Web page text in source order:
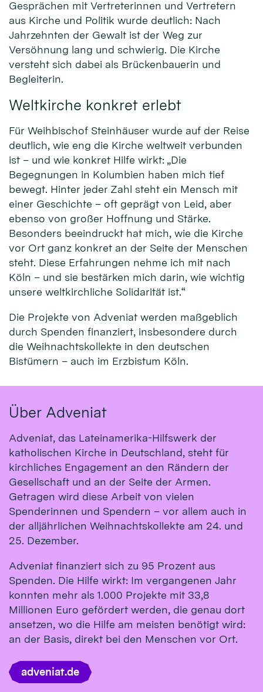
Gesprächen mit Vertreterinnen und Vertretern
aus Kirche und Politik wurde deutlich: Nach
Jahrzehnten der Gewalt ist der Weg zur
Versöhnung lang und schwierig. Die Kirche
versteht sich dabei als Brückenbauerin und
Begleiterin.
Weltkirche konkret erlebt
Für Weihbischof Steinhäuser wurde auf der Reise
deutlich, wie eng die Kirche weltweit verbunden
ist – und wie konkret Hilfe wirkt: „Die
Begegnungen in Kolumbien haben mich tief
bewegt. Hinter jeder Zahl steht ein Mensch mit
einer Geschichte – oft geprägt von Leid, aber
ebenso von großer Hoffnung und Stärke.
Besonders beeindruckt hat mich, wie die Kirche
vor Ort ganz konkret an der Seite der Menschen
steht. Diese Erfahrungen nehme ich mit nach
Köln – und sie bestärken mich darin, wie wichtig
unsere weltkirchliche Solidarität ist.“
Die Projekte von Adveniat werden maßgeblich
durch Spenden finanziert, insbesondere durch
die Weihnachtskollekte in den deutschen
Bistümern – auch im Erzbistum Köln.
Über Adveniat
Adveniat, das Lateinamerika-Hilfswerk der
katholischen Kirche in Deutschland, steht für
kirchliches Engagement an den Rändern der
Gesellschaft und an der Seite der Armen.
Getragen wird diese Arbeit von vielen
Spenderinnen und Spendern – vor allem auch in
der alljährlichen Weihnachtskollekte am 24. und
25. Dezember.
Adveniat finanziert sich zu 95 Prozent aus
Spenden. Die Hilfe wirkt: Im vergangenen Jahr
konnten mehr als 1.000 Projekte mit 33,8
Millionen Euro gefördert werden, die genau dort
ansetzen, wo die Hilfe am meisten benötigt wird:
an der Basis, direkt bei den Menschen vor Ort.
adveniat.de